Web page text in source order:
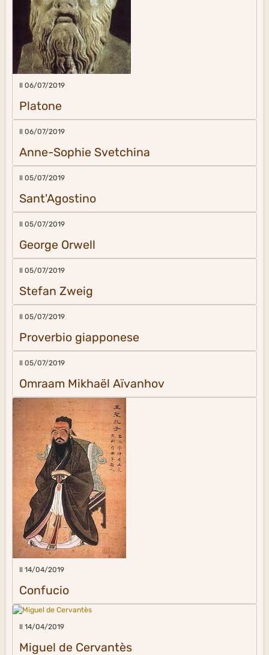
Il 06/07/2019
Platone
Il 06/07/2019
Anne-Sophie Svetchina
Il 05/07/2019
Sant'Agostino
Il 05/07/2019
George Orwell
Il 05/07/2019
Stefan Zweig
Il 05/07/2019
Proverbio giapponese
Il 05/07/2019
Omraam Mikhaël Aïvanhov
Il 14/04/2019
Confucio
Il 14/04/2019
Miguel de Cervantès